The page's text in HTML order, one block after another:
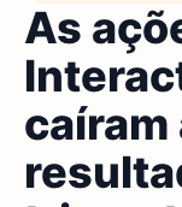
As
caíram